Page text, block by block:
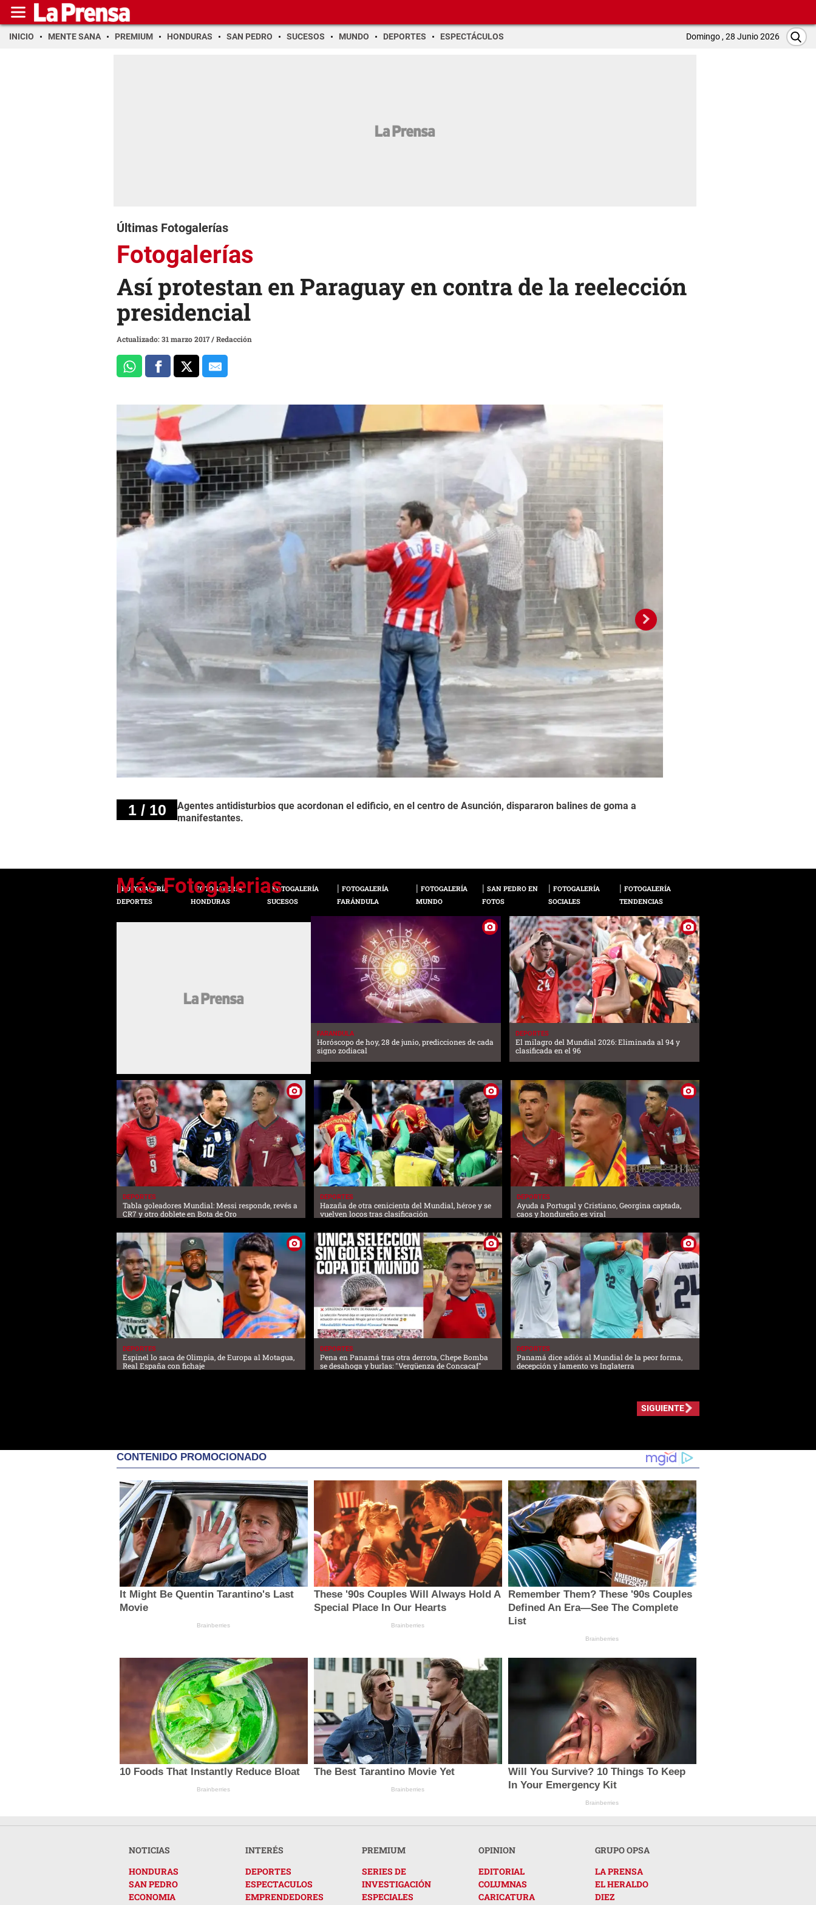
INICIO MENTE SANA PREMIUM HONDURAS SAN PEDRO SUCESOS MUNDO DEPORTES ESPECTÁCULOS Domingo , 28 Junio 2026
Últimas Fotogalerías
Fotogalerías
Así protestan en Paraguay en contra de la reelección
presidencial
Actualizado: 31 marzo 2017/Redacción
1 / 10
Agentes antidisturbios que acordonan el edificio, en el centro de Asunción, dispararon balines de goma a
manifestantes.
FOTOGALERÍA
DEPORTES
FOTOGALERÍA
HONDURAS
FOTOGALERÍA
SUCESOS
FOTOGALERÍA
FARÁNDULA
FOTOGALERÍA
MUNDO
SAN PEDRO EN
FOTOS
FOTOGALERÍA
SOCIALES
FOTOGALERÍA
TENDENCIAS
FARANDULA
Horóscopo de hoy, 28 de junio, predicciones de cada
signo zodiacal
DEPORTES
El milagro del Mundial 2026: Eliminada al 94 y
clasificada en el 96
DEPORTES
Tabla goleadores Mundial: Messi responde, revés a
CR7 y otro doblete en Bota de Oro
DEPORTES
Hazaña de otra cenicienta del Mundial, héroe y se
vuelven locos tras clasificación
DEPORTES
Ayuda a Portugal y Cristiano, Georgina captada,
caos y hondureño es viral
DEPORTES
Espinel lo saca de Olimpia, de Europa al Motagua,
Real España con fichaje
DEPORTES
Pena en Panamá tras otra derrota, Chepe Bomba
se desahoga y burlas: "Vergüenza de Concacaf"
DEPORTES
Panamá dice adiós al Mundial de la peor forma,
decepción y lamento vs Inglaterra
SIGUIENTE
CONTENIDO PROMOCIONADO
It Might Be Quentin Tarantino's Last
Movie
Brainberries
These '90s Couples Will Always Hold A
Special Place In Our Hearts
Brainberries
Remember Them? These '90s Couples
Defined An Era—See The Complete
List
Brainberries
10 Foods That Instantly Reduce Bloat
Brainberries
The Best Tarantino Movie Yet
Brainberries
Will You Survive? 10 Things To Keep
In Your Emergency Kit
Brainberries
NOTICIAS
HONDURAS
SAN PEDRO
ECONOMIA
INTERÉS
DEPORTES
ESPECTACULOS
EMPRENDEDORES
PREMIUM
SERIES DE
INVESTIGACIÓN
ESPECIALES
OPINION
EDITORIAL
COLUMNAS
CARICATURA
GRUPO OPSA
LA PRENSA
EL HERALDO
DIEZ